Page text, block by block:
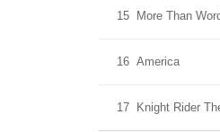
15 More Than
16 America
17 Knight Rider